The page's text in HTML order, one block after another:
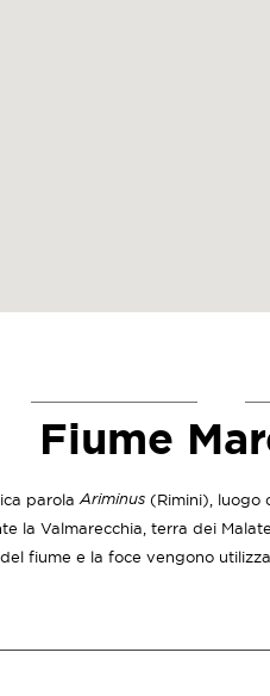
Fiume
parolaAriminus (Rimini), luogo
la Valmarecchia, terra dei
fiume e la foce vengono